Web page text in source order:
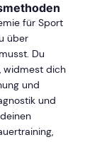
für Sport
über
Du
widmest dich
und
und